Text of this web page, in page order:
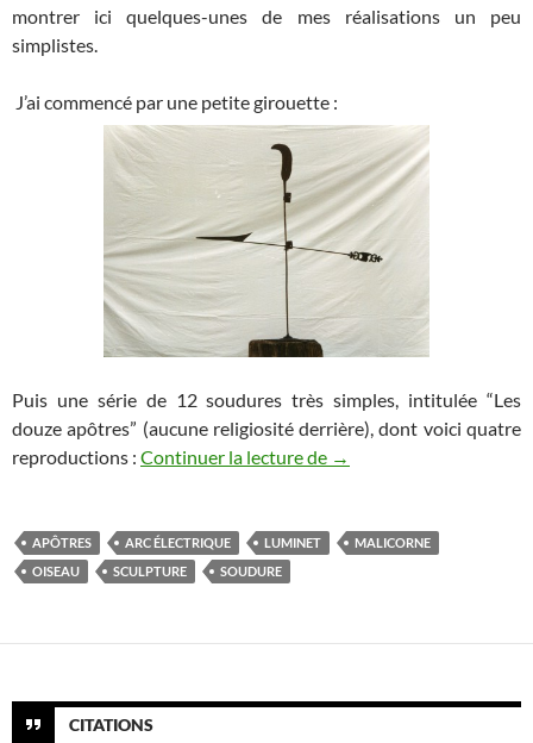
montrer ici quelques-unes de mes réalisations un peu
simplistes.
J’ai commencé par une petite girouette :
Puis une série de 12 soudures très simples, intitulée “Les
douze apôtres” (aucune religiosité derrière), dont voici quatre
reproductions : Continuer la lecture de Mes sculptures
→
APÔTRES ARC ÉLECTRIQUE LUMINET
MALICORNE
OISEAU
SCULPTURE SOUDURE
CITATIONS